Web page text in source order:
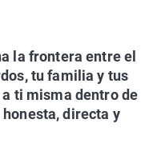
la frontera entre el
tu familia y tus
ti misma dentro de
directa y